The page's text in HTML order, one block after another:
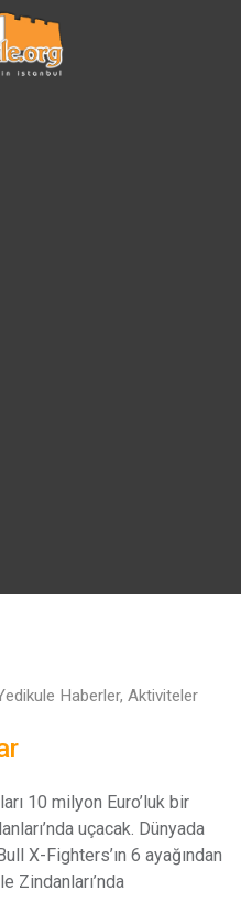
Haberler, Aktiviteler
10 milyon Euro’luk bir
uçacak. Dünyada
X-Fighters’ın 6 ayağından
Zindanları’nda